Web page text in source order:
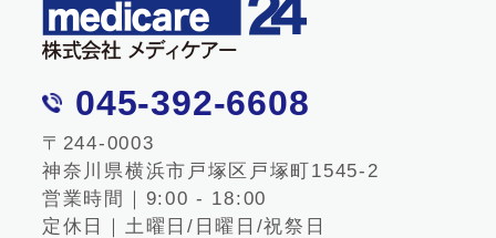
045-392-6608
〒244-0003
神奈川県横浜市戸塚区戸塚町1545-2
営業時間｜9:00 - 18:00
定休日｜土曜日/日曜日/祝祭日